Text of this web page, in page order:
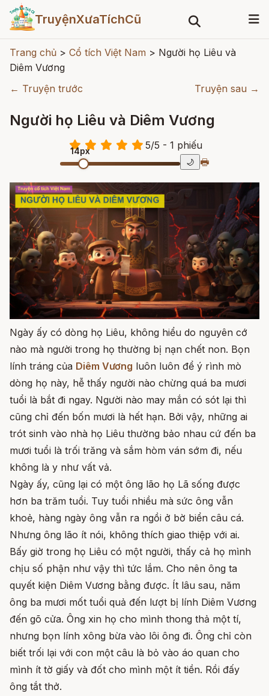
TruyệnXưaTíchCũ
Trang chủ > Cổ tích Việt Nam > Người họ Liêu và
Diêm Vương
← Truyện trước
Truyện sau →
Người họ Liêu và Diêm Vương
5/5 - 1 phiếu
14px
🌙 🖶
Ngày ấy có dòng họ Liêu, không hiểu do nguyên cớ
nào mà người trong họ thường bị nạn chết non. Bọn
lính tráng của Diêm Vương luôn luôn để ý rình mò
dòng họ này, hễ thấy người nào chừng quá ba mươi
tuổi là bắt đi ngay. Người nào may mắn có sót lại thì
cũng chỉ đến bốn mươi là hết hạn. Bởi vậy, những ai
trót sinh vào nhà họ Liêu thường bảo nhau cứ đến ba
mươi tuổi là trối trăng và sắm hòm ván sớm đi, nếu
không là y như vất vả.
Ngày ấy, cũng lại có một ông lão họ Lã sống được
hơn ba trăm tuổi. Tuy tuổi nhiều mà sức ông vẫn
khoẻ, hàng ngày ông vẫn ra ngồi ở bờ biển câu cá.
Nhưng ông lão ít nói, không thích giao thiệp với ai.
Bấy giờ trong họ Liêu có một người, thấy cả họ mình
chịu số phận như vậy thì tức lắm. Cho nên ông ta
quyết kiện Diêm Vương bằng được. Ít lâu sau, năm
ông ba mươi mốt tuổi quả đến lượt bị lính Diêm Vương
đến gõ cửa. Ông xin họ cho mình thong thả một tí,
nhưng bọn lính xông bừa vào lôi ông đi. Ông chỉ còn
biết trối lại với con một câu là bỏ vào áo quan cho
mình ít tờ giấy và đốt cho mình một ít tiền. Rồi đấy
ông tắt thở.